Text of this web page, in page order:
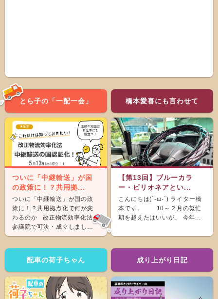
とら子の「一配一会」
ついに「中継輸送」が国
の政策に！？共用拠...
ついに「中継輸送」が国の政
策に！？共用拠点化で何が変
わるのか 改正物流効率化法が
参議院で可決・成立しまし
た。 &nb...
橋本愛喜にも言わせて
【第13回】ブルーカラ
ー・ビリオネアとい...
こんにちは(´-ω-`) ライター橋
本です。 10～２月の繁忙
期を越えたはいいが、 今年...
配車の荷子ちゃん 成り上がり日記